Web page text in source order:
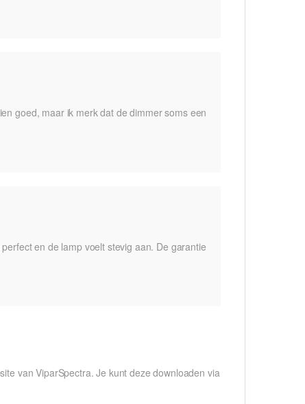
goed, maar ik merk dat de dimmer soms een
en de lamp voelt stevig aan. De garantie
van ViparSpectra. Je kunt deze downloaden via